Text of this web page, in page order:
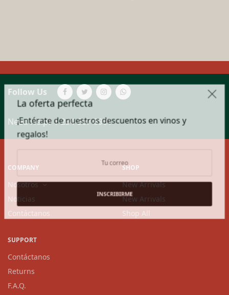
La oferta perfecta
¡Entérate de nuestros descuentos en vinos y
regalos!
INSCRIBIRME
Follow Us
Need Help? 1-234-567-8901
COMPANY
Nosotros
Noticias
Contáctanos
SHOP
New Arrivals
New Arrivals
Shop All
SUPPORT
Contáctanos
Returns
F.A.Q.